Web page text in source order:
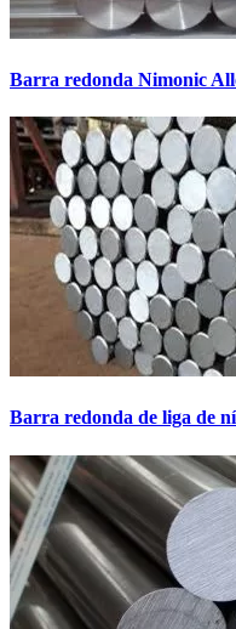
Barra redonda Nimonic
Barra redonda de liga de